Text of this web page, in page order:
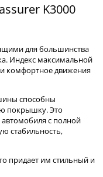
K3000
для большинства
Индекс максимальной
и комфортное движения
способны
покрышку. Это
с полной
стабильность,
придает им стильный и